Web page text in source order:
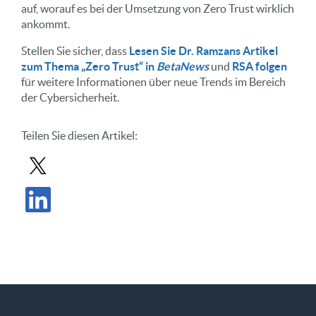
auf, worauf es bei der Umsetzung von Zero Trust wirklich
ankommt.
Stellen Sie sicher, dass Lesen Sie Dr. Ramzans Artikel
zum Thema „Zero Trust“ in BetaNewsund RSA folgen
für weitere Informationen über neue Trends im Bereich
der Cybersicherheit.
Teilen Sie diesen Artikel:
Beitrag in X teilen